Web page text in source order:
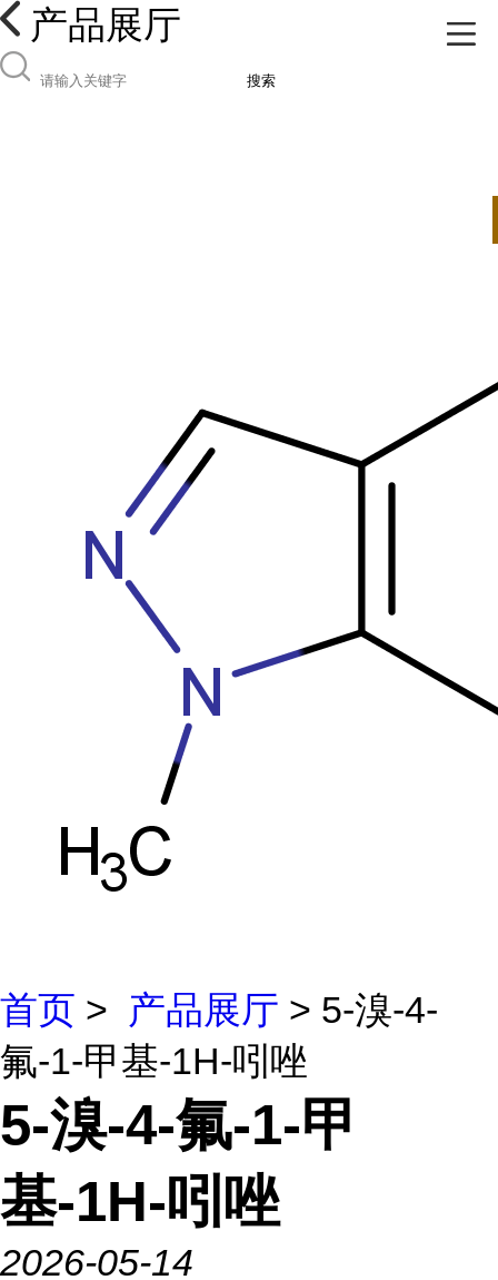
产品展厅
搜索
首页 > 产品展厅 > 5-溴-4-
氟-1-甲基-1H-吲唑
5-溴-4-氟-1-甲
基-1H-吲唑
2026-05-14